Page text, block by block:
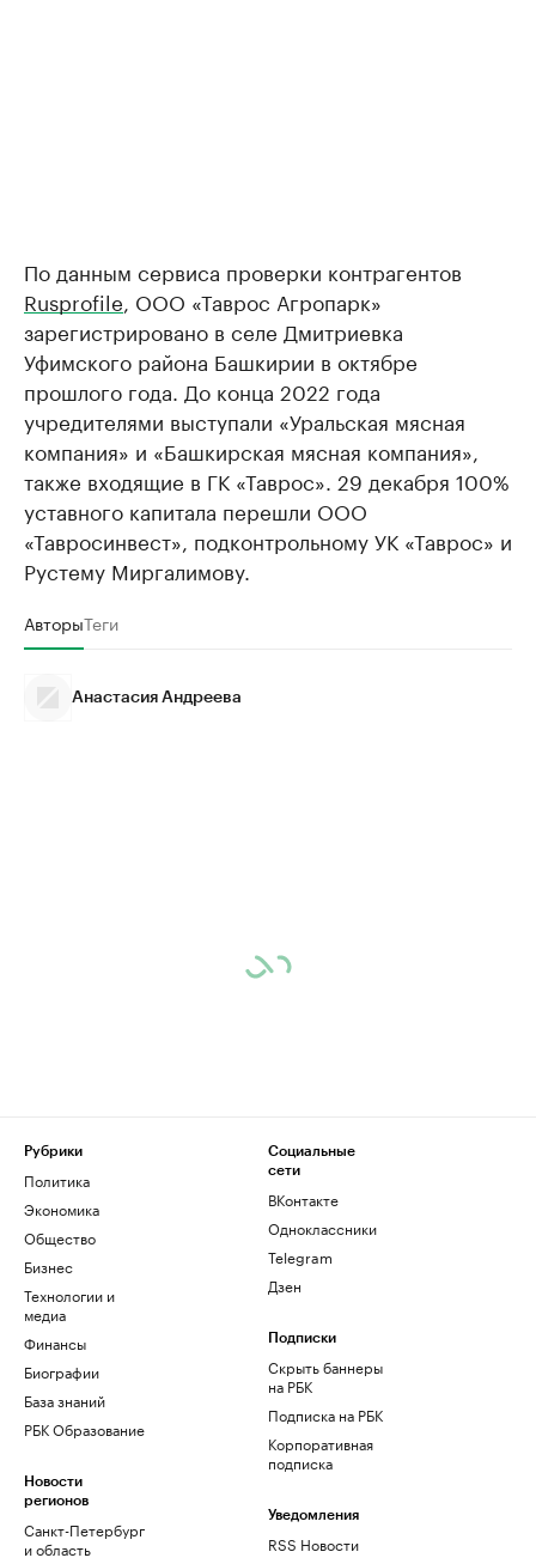
По данным сервиса проверки контрагентов
Rusprofile, ООО «Таврос Агропарк»
зарегистрировано в селе Дмитриевка
Уфимского района Башкирии в октябре
прошлого года. До конца 2022 года
учредителями выступали «Уральская мясная
компания» и «Башкирская мясная компания»,
также входящие в ГК «Таврос». 29 декабря 100%
уставного капитала перешли ООО
«Тавросинвест», подконтрольному УК «Таврос» и
Рустему Миргалимову.
АвторыТеги
Анастасия Андреева
Рубрики
Политика
Экономика
Общество
Бизнес
Технологии и
медиа
Финансы
Биографии
База знаний
РБК Образование
Новости
регионов
Санкт-Петербург
и область
Социальные
сети
ВКонтакте
Одноклассники
Telegram
Дзен
Подписки
Скрыть баннеры
на РБК
Подписка на РБК
Корпоративная
подписка
Уведомления
RSS Новости